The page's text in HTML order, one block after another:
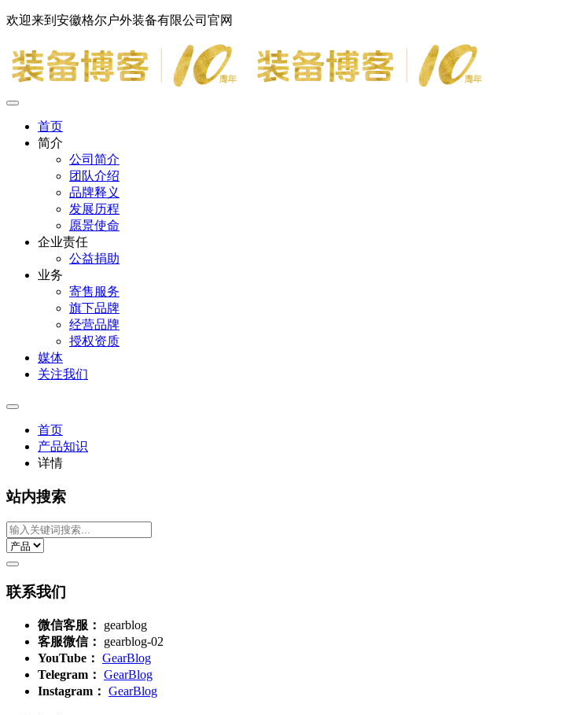
欢迎来到安徽格尔户外装备有限公司官网
首页
简介
公司简介
团队介绍
品牌释义
发展历程
愿景使命
企业责任
公益捐助
业务
寄售服务
旗下品牌
经营品牌
授权资质
媒体
关注我们
首页
产品知识
详情
站内搜索
联系我们
微信客服：
gearblog
客服微信：
gearblog-02
YouTube： GearBlog
Telegram： GearBlog
Instagram： GearBlog